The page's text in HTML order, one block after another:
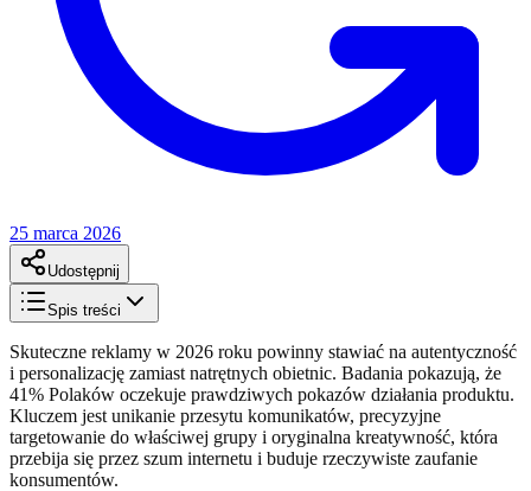
25 marca 2026
Udostępnij
Spis treści
Skuteczne reklamy w 2026 roku powinny stawiać na autentyczność
i personalizację zamiast natrętnych obietnic. Badania pokazują, że
41% Polaków oczekuje prawdziwych pokazów działania produktu.
Kluczem jest unikanie przesytu komunikatów, precyzyjne
targetowanie do właściwej grupy i oryginalna kreatywność, która
przebija się przez szum internetu i buduje rzeczywiste zaufanie
konsumentów.